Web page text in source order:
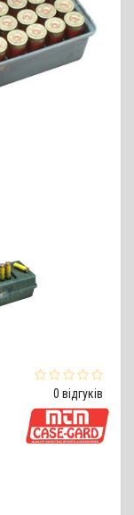
0 відгуків